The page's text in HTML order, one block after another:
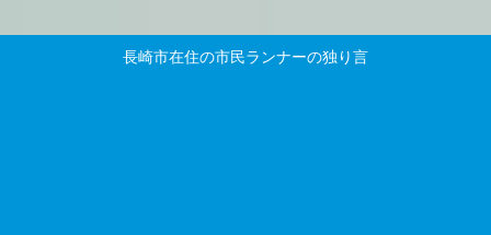
長崎市在住の市民ランナーの独り言